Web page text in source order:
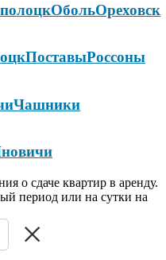
ОбольОреховск
ПоставыРоссоны
Чашники
о сдаче квартир в аренду.
период или на сутки на